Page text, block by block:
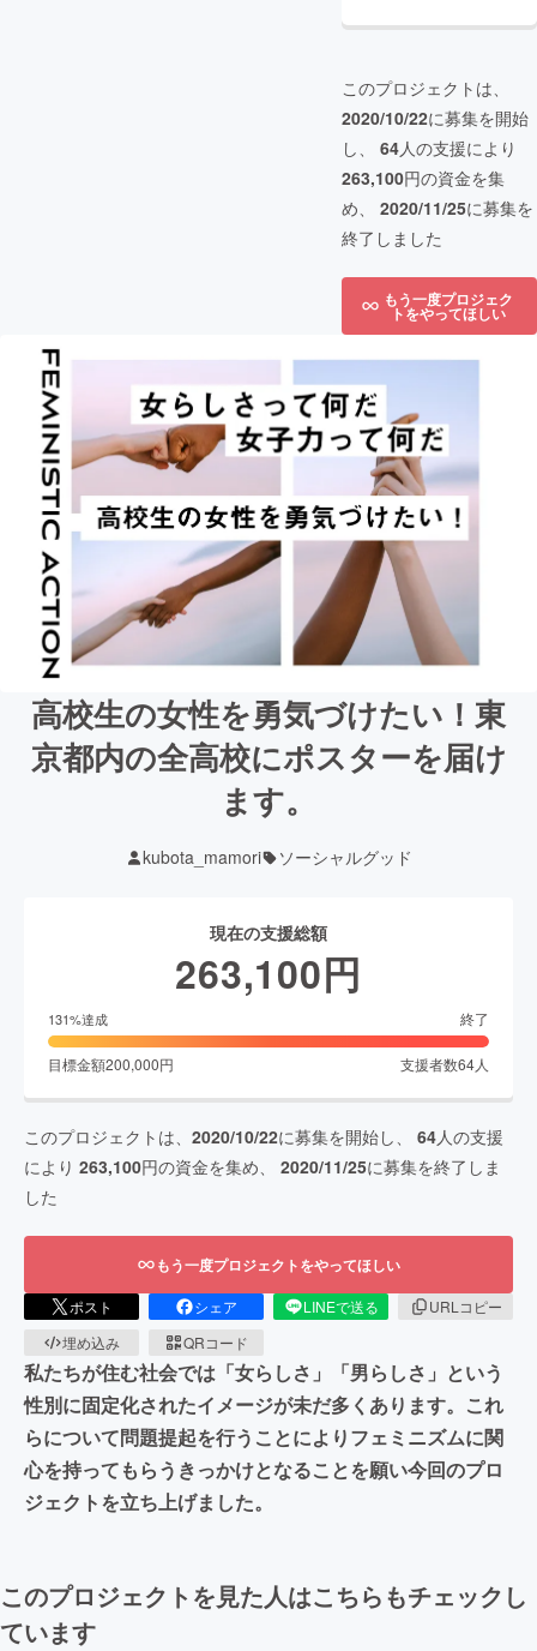
このプロジェクトは、
2020/10/22に募集を開始
し、 64人の支援により
263,100円の資金を集
め、 2020/11/25に募集を
終了しました
もう一度プロジェク
トをやってほしい
高校生の女性を勇気づけたい！東
京都内の全高校にポスターを届け
ます。
kubota_mamori ソーシャルグッド
現在の支援総額
263,100円
131%達成 終了
目標金額200,000円 支援者数64人
このプロジェクトは、 2020/10/22に募集を開始し、 64人の支援
により 263,100円の資金を集め、 2020/11/25に募集を終了しま
した
もう一度プロジェクトをやってほしい
ポスト シェア LINEで送る
URLコピー
埋め込み
QRコード
私たちが住む社会では「女らしさ」「男らしさ」という
性別に固定化されたイメージが未だ多くあります。これ
らについて問題提起を行うことによりフェミニズムに関
心を持ってもらうきっかけとなることを願い今回のプロ
ジェクトを立ち上げました。
このプロジェクトを見た人はこちらもチェックし
ています